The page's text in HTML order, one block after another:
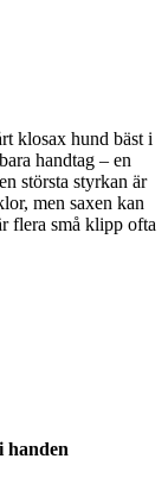
klosax hund bäst i
handtag – en
största styrkan är
men saxen kan
flera små klipp ofta
handen